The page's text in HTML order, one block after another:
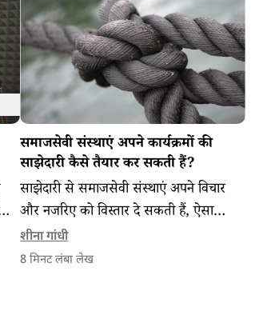
समाजसेवी संस्थाएं अपने कार्यक्रमों की
साझेदारी कैसे तैयार कर सकती हैं?
साझेदारी से समाजसेवी संस्थाएं अपने विचार
और नजरिए को विस्तार दे सकती हैं, ऐसा
करने के लिए संगठनों को उपयुक्त साथी की
जरूरत होती है जिसमें नीचे दिए गए सुझाव
शीना गांधी
8 मिनट लंबा लेख